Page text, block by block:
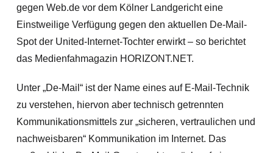
gegen Web.de vor dem Kölner Landgericht eine
Einstweilige Verfügung gegen den aktuellen De-Mail-
Spot der United-Internet-Tochter erwirkt – so berichtet
das Medienfahmagazin HORIZONT.NET.
Unter „De-Mail“ ist der Name eines auf E-Mail-Technik
zu verstehen, hiervon aber technisch getrennten
Kommunikationsmittels zur „sicheren, vertraulichen und
nachweisbaren“ Kommunikation im Internet. Das